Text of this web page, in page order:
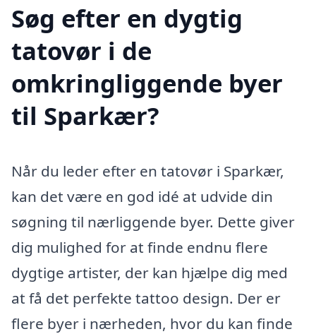
Søg efter en dygtig
tatovør i de
omkringliggende byer
til Sparkær?
Når du leder efter en tatovør i Sparkær,
kan det være en god idé at udvide din
søgning til nærliggende byer. Dette giver
dig mulighed for at finde endnu flere
dygtige artister, der kan hjælpe dig med
at få det perfekte tattoo design. Der er
flere byer i nærheden, hvor du kan finde